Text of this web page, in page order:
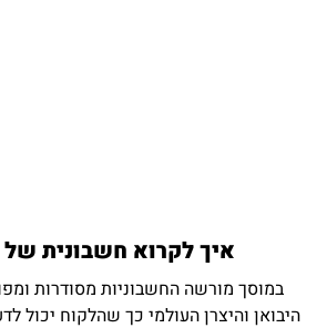
איך לקרוא חשבונית
במוסך מורשה החשבוניות מסודרות
היבואן והיצרן העולמי כך שהלקוח יכול